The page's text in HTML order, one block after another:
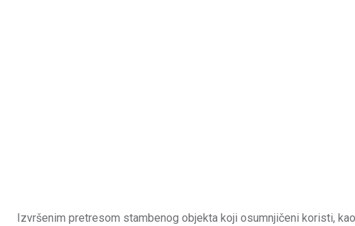
Izvršenim pretresom stambenog objekta koji osumnjičeni koristi,